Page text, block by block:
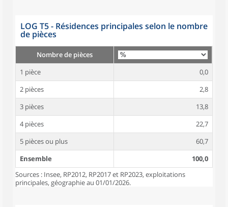
LOG T5 - Résidences principales selon le nombre
de pièces
Nombre de pièces
1 pièce
0,0
2 pièces
2,8
3 pièces
13,8
4 pièces
22,7
5 pièces ou plus
60,7
Ensemble
100,0
Sources : Insee, RP2012, RP2017 et RP2023, exploitations
principales, géographie au 01/01/2026.